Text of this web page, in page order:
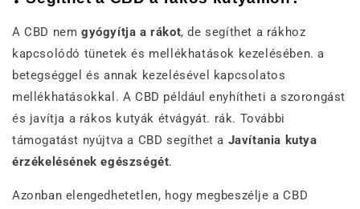
A CBD nem gyógyítja a rákot, de segíthet a rákhoz
kapcsolódó tünetek és mellékhatások kezelésében. a
betegséggel és annak kezelésével kapcsolatos
mellékhatásokkal. A CBD például enyhítheti a szorongást
és javítja a rákos kutyák étvágyát. rák. További
támogatást nyújtva a CBD segíthet a Javítania kutya
érzékelésének egészségét.
Azonban elengedhetetlen, hogy megbeszélje a CBD